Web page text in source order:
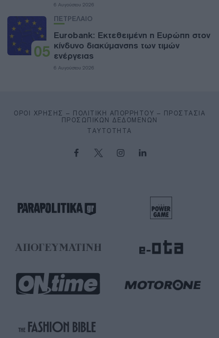
6 Αυγούστου 2026
05
ΠΕΤΡΕΛΑΙΟ
Eurobank: Εκτεθειμένη η Ευρώπη στον
κίνδυνο διακύμανσης των τιμών
ενέργειας
6 Αυγούστου 2026
ΌΡΟΙ ΧΡΉΣΗΣ – ΠΟΛΙΤΙΚΉ ΑΠΟΡΡΉΤΟΥ – ΠΡΟΣΤΑΣΊΑ
ΠΡΟΣΩΠΙΚΏΝ ΔΕΔΟΜΈΝΩΝ
ΤΑΥΤΌΤΗΤΑ